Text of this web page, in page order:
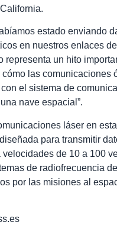
estado enviando
en nuestros enlaces
representa un hito
cómo las comunicaciones
el sistema de
nave espacial”.
láser en esta
para transmitir
de 10 a 100
de radiofrecuencia
por las misiones al